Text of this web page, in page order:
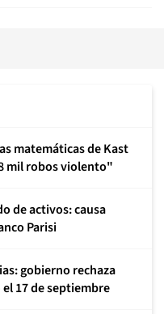
matemáticas de Kast
mil robos violento"
de activos: causa
Parisi
gobierno rechaza
17 de septiembre